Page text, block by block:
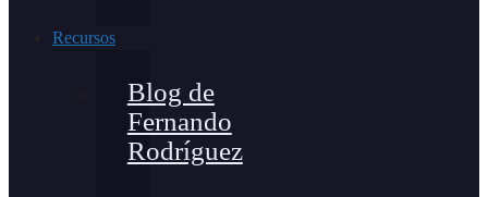
Recursos
Blog de
Fernando
Rodríguez